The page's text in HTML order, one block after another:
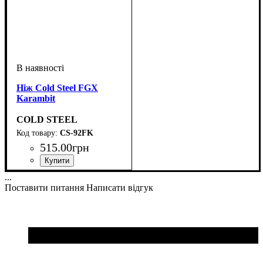
Ніж Cold Steel FGX
Karambit
COLD STEEL
CS-92FK
515.00грн
...
Поставити питання Написати відгук